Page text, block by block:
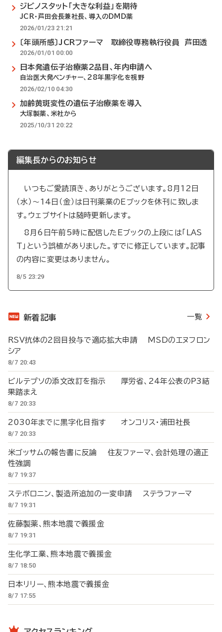
ジビノスタット「大きな利益」を期待
JCR・芦田会長兼社長、導入のDMD薬
2026/01/23 21:21
〔年頭所感〕JCRファーマ 取締役専務執行役員 芦田透
2026/01/01 00:00
日本発遺伝子治療薬2品目、年内申請へ
自治医大発ベンチャー、28年黒字化を視野
2026/02/10 04:30
加齢黄斑変性の遺伝子治療薬を導入
大塚製薬、米社から
2025/10/31 20:22
編集長からのお知らせ
いつもご愛読頂き、ありがとうございます。8月12日
（水）～14日（金）は日刊薬業のEブックを休刊に致しま
す。ウェブサイトは随時更新します。
8月6日午前5時に配信したEブックの上段には「LAS
T」という誤植がありました。すでに修正しています。記事
の内容に変更はありません。
8/5 23:29
新着記事 一覧
RSV抗体の2回目投与で適応拡大申請 MSDのエヌフロン
シア
8/7 20:43
ビルテプソの添文改訂を指示 厚労省、24年公表のP3結
果踏まえ
8/7 20:33
2030年までに黒字化目指す オンコリス・浦田社長
8/7 20:33
米ゴッサムの報告書に反論 住友ファーマ、会計処理の適正
性強調
8/7 19:37
ステボロニン、製造所追加の一変申請 ステラファーマ
8/7 19:31
佐藤製薬、熊本地震で義援金
8/7 19:31
生化学工業、熊本地震で義援金
8/7 18:50
日本リリー、熊本地震で義援金
8/7 17:55